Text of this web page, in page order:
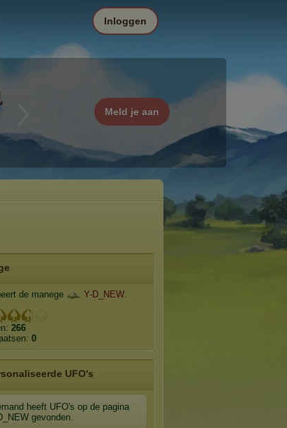
Meld je aan
Inloggen
de manege Y-D_NEW.
266
0
UFO's
heeft UFO's op de pagina
gevonden.